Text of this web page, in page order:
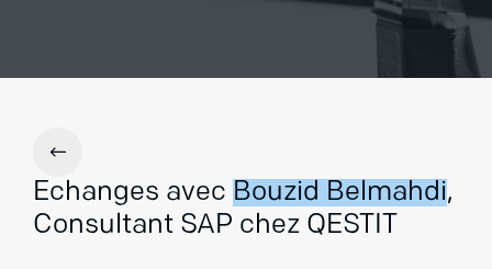
Echanges avec Bouzid Belmahdi,
Consultant SAP chez QESTIT